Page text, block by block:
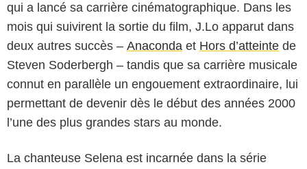
qui a lancé sa carrière cinématographique. Dans les
mois qui suivirent la sortie du film, J.Lo apparut dans
deux autres succès – Anaconda et Hors d’atteinte de
Steven Soderbergh – tandis que sa carrière musicale
connut en parallèle un engouement extraordinaire, lui
permettant de devenir dès le début des années 2000
l’une des plus grandes stars au monde.
La chanteuse Selena est incarnée dans la série